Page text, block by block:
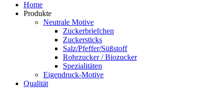
Home
Produkte
Neutrale Motive
Zuckerbriefchen
Zuckersticks
Salz/Pfeffer/Süßstoff
Rohrzucker / Biozucker
Spezialitäten
Eigendruck-Motive
Qualität